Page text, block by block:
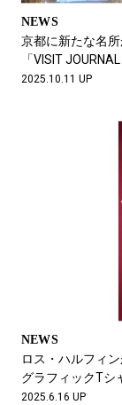
NEWS
京都に新たな名
「VISIT
2025.10.11 UP
NEWS
ロス・ハルフィ
グラフィックTシ
2025.6.16 UP